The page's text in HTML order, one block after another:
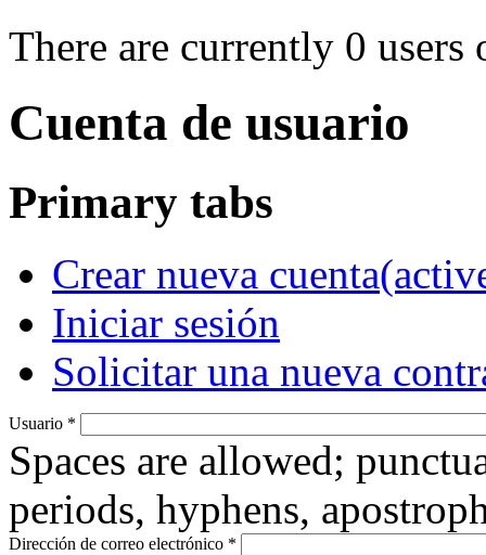
There are currently 0 users
Cuenta de usuario
Primary tabs
Crear nueva cuenta
Iniciar sesión
Solicitar una nueva
Usuario *
Spaces are allowed;
periods, hyphens,
Dirección de correo electrónico *